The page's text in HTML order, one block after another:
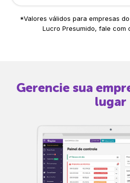
*Valores válidos para empresas
Lucro Presumido, fale com
Gerencie sua
lugar